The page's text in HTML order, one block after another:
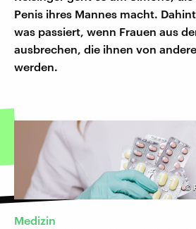
Penis ihres Mannes macht.
was passiert, wenn Frauen aus
ausbrechen, die ihnen von
werden.
©
Medizin